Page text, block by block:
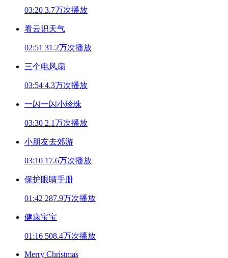
03:20 3.7万次播放
看云识天气
02:51 31.2万次播放
三个电风扇
03:54 4.3万次播放
一闪一闪小珍珠
03:30 2.1万次播放
小朋友去郊游
03:10 17.6万次播放
保护眼睛手册
01:42 287.9万次播放
健康宝宝
01:16 508.4万次播放
Merry Christmas